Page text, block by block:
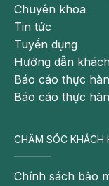
Chuyên khoa
Tin tức
Tuyển dụng
Hướng dẫn
Báo cáo thực
Báo cáo thực
CHĂM SÓC KHÁCH
Chính sách bảo